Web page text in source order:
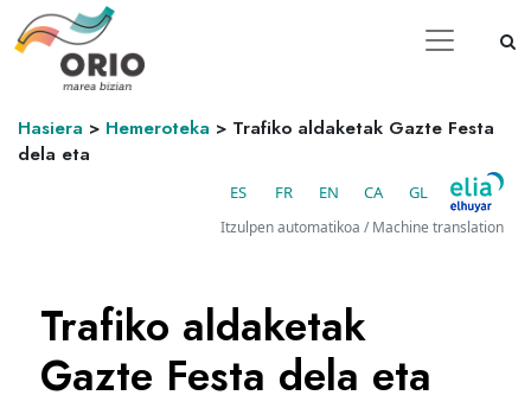
Hasiera > Hemeroteka > Trafiko aldaketak Gazte Festa
dela eta
ES FR EN CA GL
Itzulpen automatikoa / Machine translation
Trafiko aldaketak
Gazte Festa dela eta